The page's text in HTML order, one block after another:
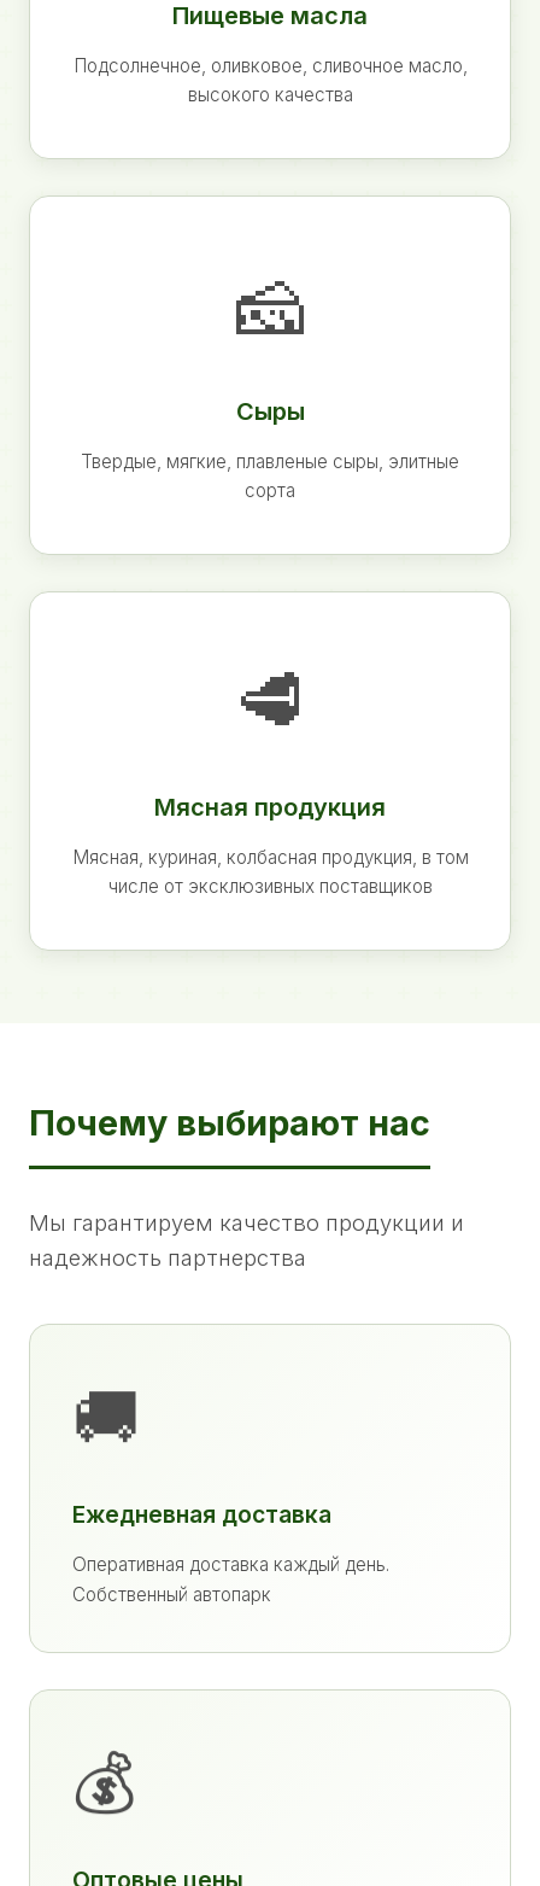
Пищевые масла
Подсолнечное, оливковое, сливочное масло,
высокого качества
🧀
Сыры
Твердые, мягкие, плавленые сыры, элитные
сорта
🥩
Мясная продукция
Мясная, куриная, колбасная продукция, в том
числе от эксклюзивных поставщиков
Почему выбирают нас
Мы гарантируем качество продукции и
надежность партнерства
🚚
Ежедневная доставка
Оперативная доставка каждый день.
Собственный автопарк
💰
Оптовые цены